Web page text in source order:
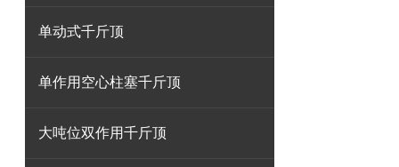
单动式千斤顶
单作用空心柱塞千斤顶
大吨位双作用千斤顶